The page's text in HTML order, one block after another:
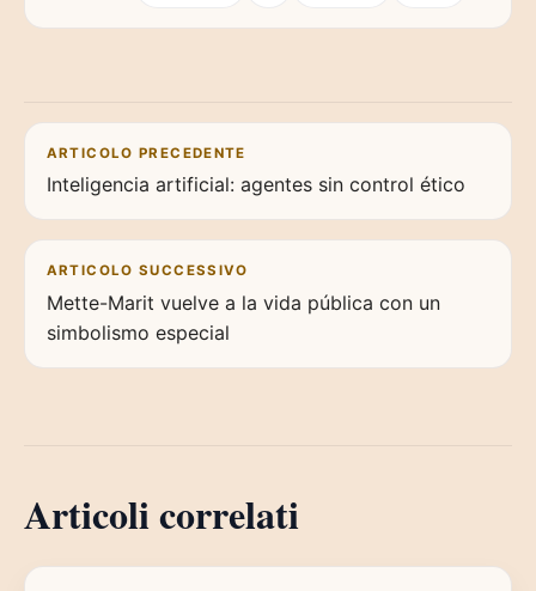
Navigazione articoli
ARTICOLO PRECEDENTE
Inteligencia artificial: agentes sin control ético
ARTICOLO SUCCESSIVO
Mette-Marit vuelve a la vida pública con un
simbolismo especial
Articoli correlati